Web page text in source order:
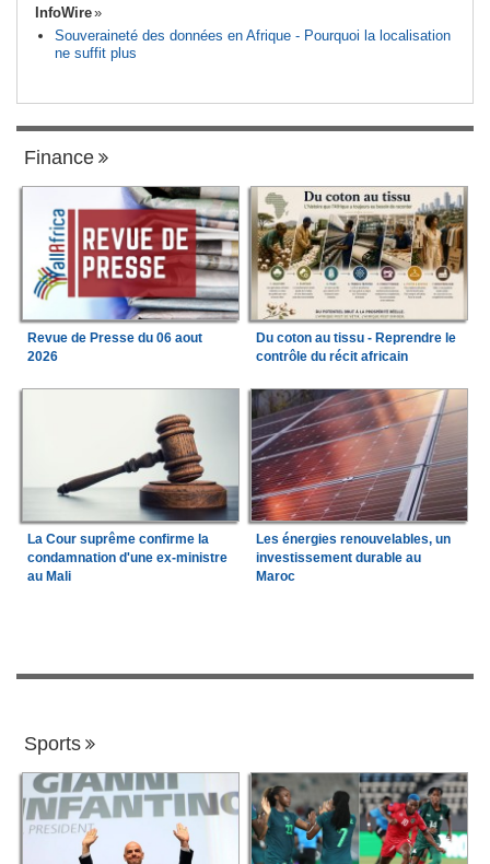
InfoWire
Souveraineté des données en Afrique - Pourquoi la localisation
ne suffit plus
Finance
Revue de Presse du 06 aout
2026
Du coton au tissu - Reprendre le
contrôle du récit africain
La Cour suprême confirme la
condamnation d'une ex-ministre
au Mali
Les énergies renouvelables, un
investissement durable au
Maroc
Sports